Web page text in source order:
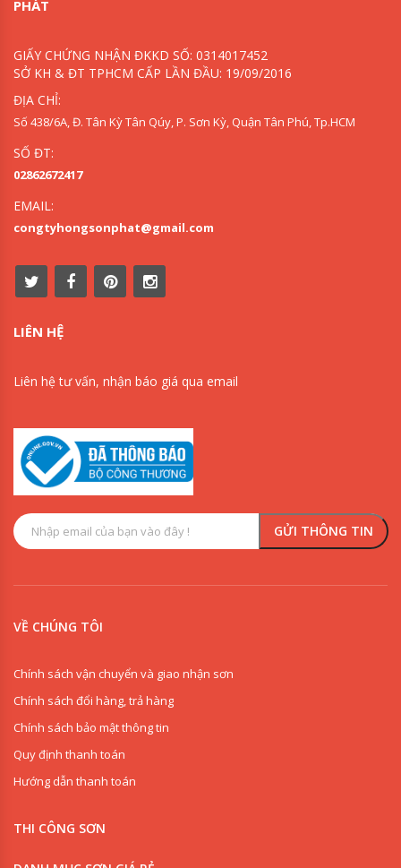
PHÁT
GIẤY CHỨNG NHẬN ĐKKD SỐ: 0314017452
SỞ KH & ĐT TPHCM CẤP LẦN ĐẦU: 19/09/2016
ĐỊA CHỈ:
Số 438/6A, Đ. Tân Kỳ Tân Qúy, P. Sơn Kỳ, Quận Tân Phú, Tp.HCM
SỐ ĐT:
02862672417
EMAIL:
congtyhongsonphat@gmail.com
LIÊN HỆ
Liên hệ tư vấn, nhận báo giá qua email
VỀ CHÚNG TÔI
Chính sách vận chuyển và giao nhận sơn
Chính sách đổi hàng, trả hàng
Chính sách bảo mật thông tin
Quy định thanh toán
Hướng dẫn thanh toán
THI CÔNG SƠN